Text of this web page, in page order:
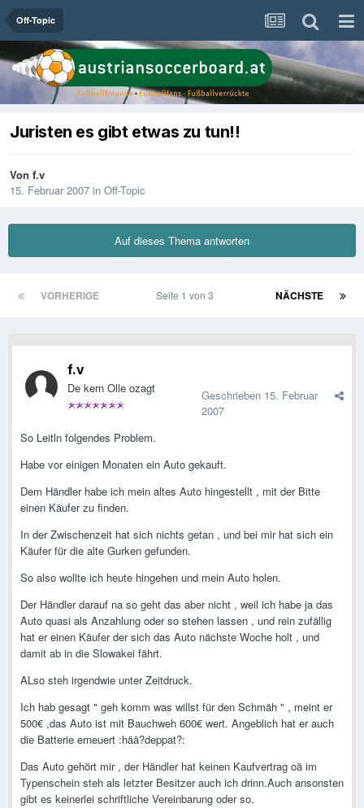
Off-Topic
Juristen es gibt etwas zu tun!!
Von f.v
15. Februar 2007 in Off-Topic
Auf dieses Thema antworten
VORHERIGE NÄCHSTE
Seite 1 von 3
f.v
De kern Olle ozagt Geschrieben 15. Februar
2007
So Leitln folgendes Problem.
Habe vor einigen Monaten ein Auto gekauft.
Dem Händler habe ich mein altes Auto hingestellt , mit der Bitte
einen Käufer zu finden.
In der Zwischenzeit hat sich nichts getan , und bei mir hat sich ein
Käufer für die alte Gurken gefunden.
So also wollte ich heute hingehen und mein Auto holen.
Der Händler darauf na so geht das aber nicht , weil ich habe ja das
Auto quasi als Anzahlung oder so stehen lassen , und rein zufällig
hat er einen Käufer der sich das Auto nächste Woche holt , und
damit ab in die Slowakei fährt.
ALso steh irgendwie unter Zeitdruck.
Ich hab gesagt " geh komm was willst für den Schmäh " , meint er
500€ ,das Auto ist mit Bauchweh 600€ wert. Angeblich hat er auch
die Batterie erneuert :hää?deppat?:
Das Auto gehört mir , der Händler hat keinen Kaufvertrag oä im
Typenschein steh als letzter Besitzer auch ich drinn.Auch ansonsten
gibt es keinerlei schriftliche Vereinbarung oder so.